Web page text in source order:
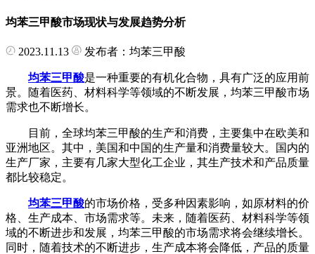
均苯三甲酸市场现状与发展趋势分析
2023.11.13 发布者：均苯三甲酸
均苯三甲酸是一种重要的有机化合物，具有广泛的应用前
景。随着医药、材料科学等领域的不断发展，均苯三甲酸市场
需求也不断增长。
目前，全球均苯三甲酸的生产和消费，主要集中在欧美和
亚洲地区。其中，美国和中国的生产量和消费量较大。国内的
生产厂家，主要有几家大型化工企业，其生产技术和产品质量
都比较稳定。
均苯三甲酸的市场价格，受多种因素影响，如原材料的价
格、生产成本、市场需求等。未来，随着医药、材料科学等领
域的不断进步和发展，均苯三甲酸的市场需求将会继续增长。
同时，随着技术的不断进步，生产成本将会降低，产品的质量